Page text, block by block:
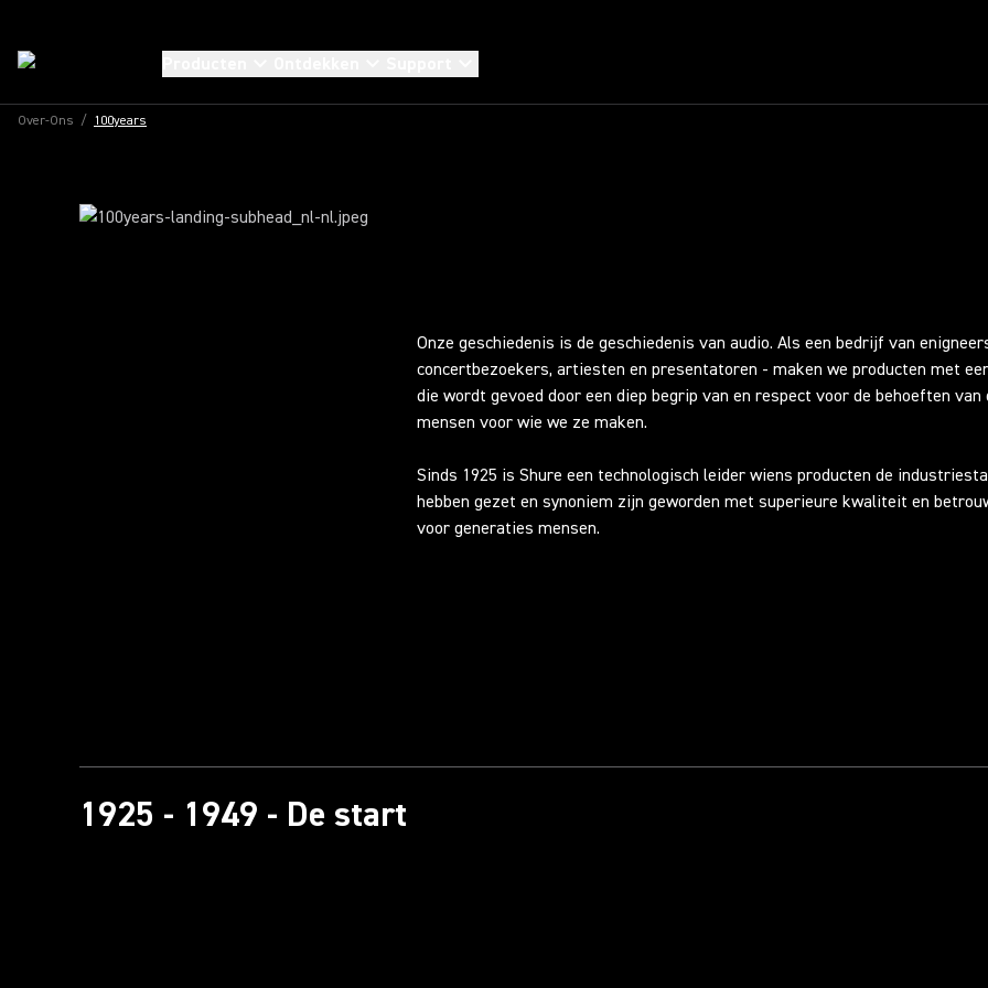
Over-Ons / 100years
100 JAAR
BUITENGEWOON
GELUID
Onze geschiedenis is de geschiedenis van audio. Als een bedrijf van
concertbezoekers, artiesten en presentatoren - maken we producten met
die wordt gevoed door een diep begrip van en respect voor de behoeften van
mensen voor wie we ze maken.
Sinds 1925 is Shure een technologisch leider wiens producten de
hebben gezet en synoniem zijn geworden met superieure kwaliteit en
voor generaties mensen.
1925 - 1949 - De start